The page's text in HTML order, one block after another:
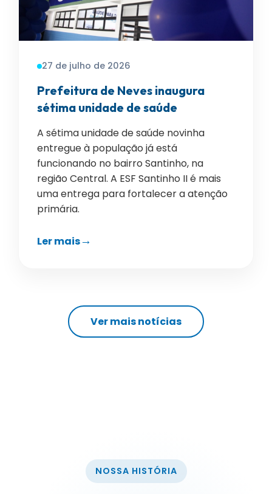
27 de julho de 2026
Prefeitura de Neves inaugura
sétima unidade de saúde
A sétima unidade de saúde novinha
entregue à população já está
funcionando no bairro Santinho, na
região Central. A ESF Santinho II é mais
uma entrega para fortalecer a atenção
primária.
Ler mais
Ver mais notícias
NOSSA HISTÓRIA